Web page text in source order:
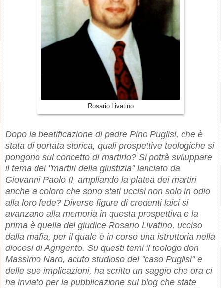
Rosario Livatino
Dopo la beatificazione di padre Pino Puglisi, che è
stata di portata storica, quali prospettive teologiche si
pongono sul concetto di martirio? Si potrà sviluppare
il tema dei "martiri della giustizia" lanciato da
Giovanni Paolo II, ampliando la platea dei martiri
anche a coloro che sono stati uccisi non solo in odio
alla loro fede? Diverse figure di credenti laici si
avanzano alla memoria in questa prospettiva e la
prima è quella del giudice Rosario Livatino, ucciso
dalla mafia, per il quale è in corso una istruttoria nella
diocesi di Agrigento. Su questi temi il teologo don
Massimo Naro, acuto studioso del "caso Puglisi" e
delle sue implicazioni, ha scritto un saggio che ora ci
ha inviato per la pubblicazione sul blog che state